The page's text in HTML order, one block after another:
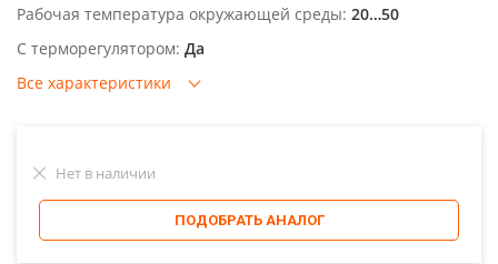
Рабочая температура окружающей среды: 20…50
С терморегулятором: Да
Все характеристики
Нет в наличии
ПОДОБРАТЬ АНАЛОГ